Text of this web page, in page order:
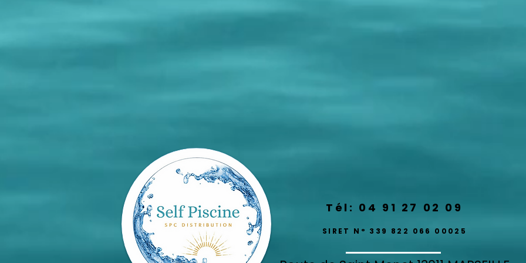
Tél: 04 91 27 02 09
SIRET N° 339 822 066 00025